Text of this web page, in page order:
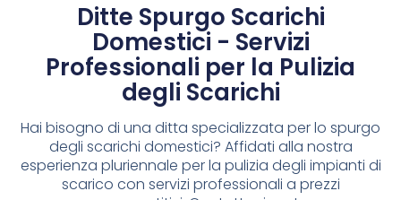
Ditte Spurgo Scarichi
Domestici - Servizi
Professionali per la Pulizia
degli Scarichi
Hai bisogno di una ditta specializzata per lo spurgo
degli scarichi domestici? Affidati alla nostra
esperienza pluriennale per la pulizia degli impianti di
scarico con servizi professionali a prezzi